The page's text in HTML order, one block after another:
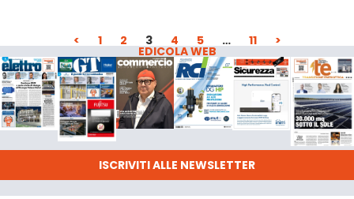
< 1 2 3 4 5 … 11 >
EDICOLA WEB
ISCRIVITI ALLE NEWSLETTER